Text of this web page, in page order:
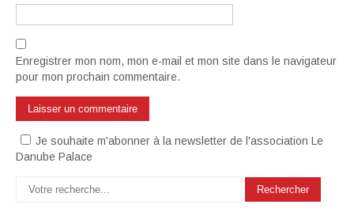
Enregistrer mon nom, mon e-mail et mon site dans le navigateur
pour mon prochain commentaire.
Je souhaite m'abonner à la newsletter de l'association Le
Danube Palace